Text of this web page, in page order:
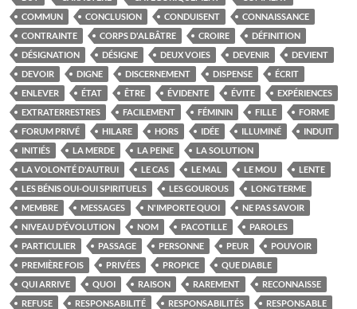
COMMUN
CONCLUSION CONDUISENT
CONNAISSANCE
CONTRAINTE
CORPS D'ALBÂTRE CROIRE
DÉFINITION
DÉSIGNATION
DÉSIGNE DEUX VOIES DEVENIR
DEVIENT
DEVOIR
DIGNE DISCERNEMENT DISPENSE
ÉCRIT
ENLEVER
ÉTAT ÊTRE ÉVIDENTE ÉVITE
EXPÉRIENCES
EXTRATERRESTRES
FACILEMENT FÉMININ FILLE
FORME
FORUM PRIVÉ
HILARE HORS IDÉE ILLUMINÉ
INDUIT
INITIÉS
LA MERDE LA PEINE
LA SOLUTION
LA VOLONTÉ D'AUTRUI
LE CAS LE MAL LE MOU
LENTE
LES BÉNIS OUI-OUI SPIRITUELS
LES GOUROUS
LONG TERME
MEMBRE
MESSAGES N'IMPORTE QUOI
NE PAS SAVOIR
NIVEAU D’ÉVOLUTION
NOM PACOTILLE
PAROLES
PARTICULIER
PASSAGE PERSONNE PEUR
POUVOIR
PREMIÈRE FOIS
PRIVÉES PROPICE
QUE DIABLE
QUI ARRIVE
QUOI RAISON RAREMENT
RECONNAISSE
REFUSE
RESPONSABILITÉ RESPONSABILITÉS
RESPONSABLE